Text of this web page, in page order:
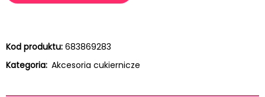
Kod produktu: 683869283
Kategoria: Akcesoria cukiernicze